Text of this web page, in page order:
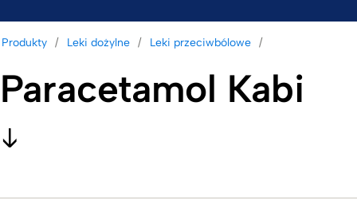
Produkty Leki dożylne Leki przeciwbólowe
Paracetamol Kabi